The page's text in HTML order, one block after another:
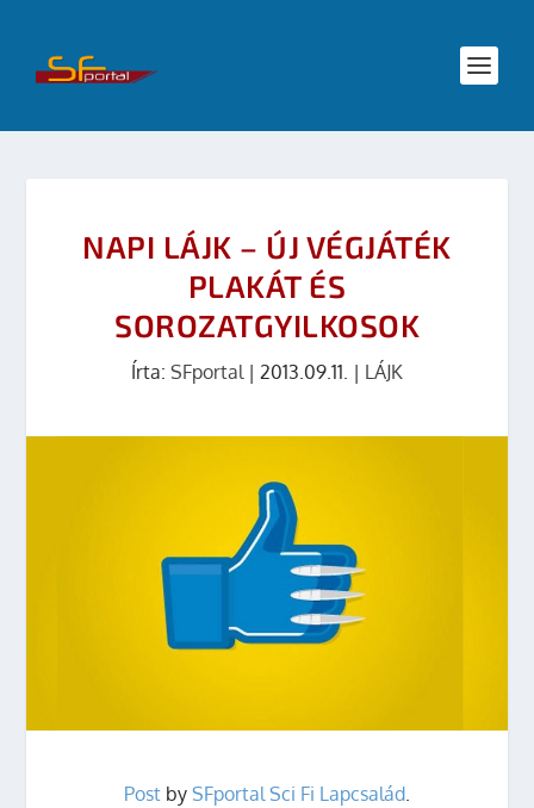
NAPI LÁJK – ÚJ VÉGJÁTÉK
PLAKÁT ÉS
SOROZATGYILKOSOK
Írta: SFportal| 2013.09.11. | LÁJK
Post by SFportal Sci Fi Lapcsalád.